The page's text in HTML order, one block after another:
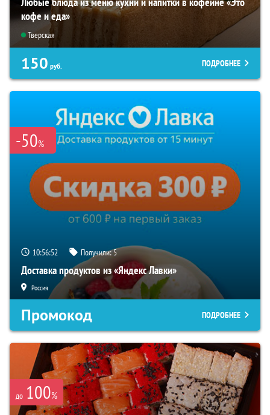
кофе и еда»
Тверская
150 руб. ПОДРОБНЕЕ
-50%
10:56:50 Получили:5
Доставка продуктов из «Яндекс Лавки»
Россия
Промокод ПОДРОБНЕЕ
до 100%